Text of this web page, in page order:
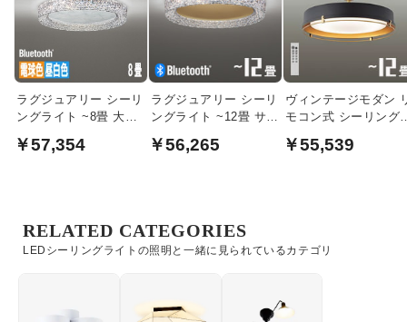
ラグジュアリー シーリ
ングライト ~8畳 大理
￥57,354
ラグジュアリー シーリ
ングライト ~12畳 サテ
対応
￥56,265
ヴィンテージモダン
モコン式 シーリング
色
￥55,539
LEDシーリングライトの照明と一緒に見られているカテゴリ
RELATED CATEGORIES